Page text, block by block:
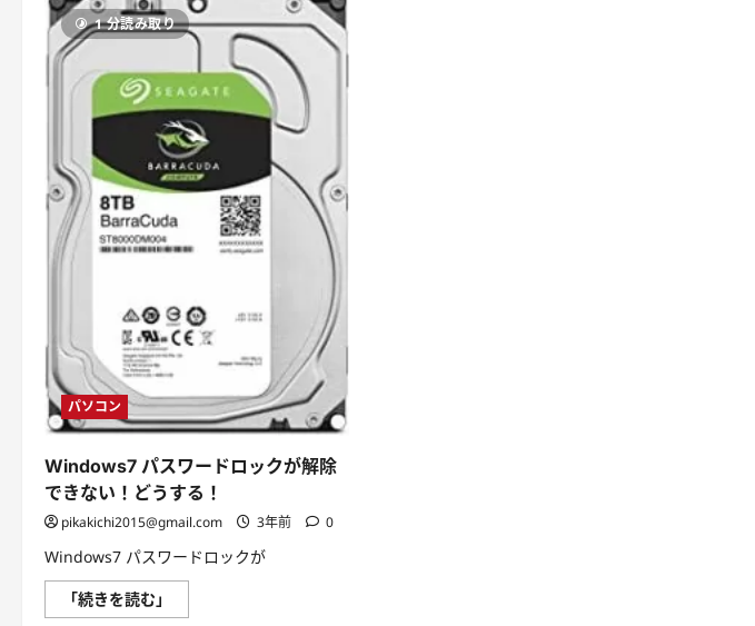
1 分読み取り
パソコン
Windows7 パスワードロックが解除
できない！どうする！
pikakichi2015@gmail.com 3年前 0
Windows7 パスワードロックが
「続きを読む」
パ